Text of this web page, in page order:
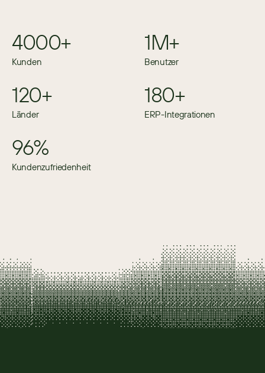
4000+
Kunden
1M+
Benutzer
120+
Länder
180+
ERP-Integrationen
96%
Kundenzufriedenheit